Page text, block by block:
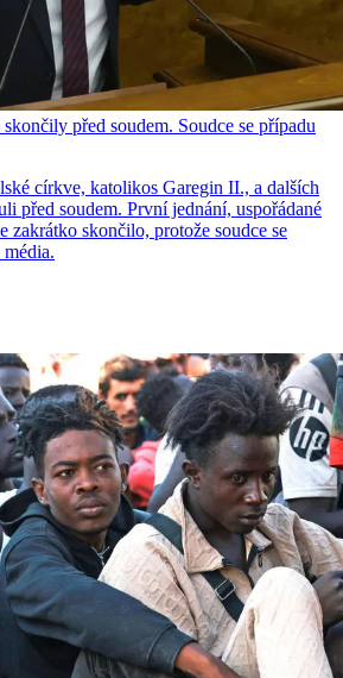
před soudem. Soudce se případu
církve, katolikos Garegin II., a dalších
před soudem. První jednání, uspořádané
zakrátko skončilo, protože soudce se